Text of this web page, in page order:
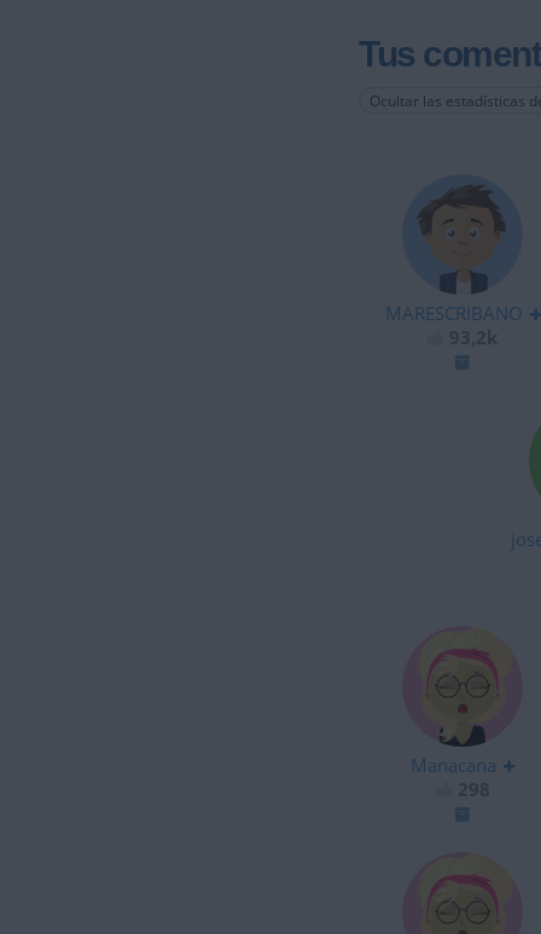
Tus
Ocultar las estadísticas
MARESCRIBANO
Manacana